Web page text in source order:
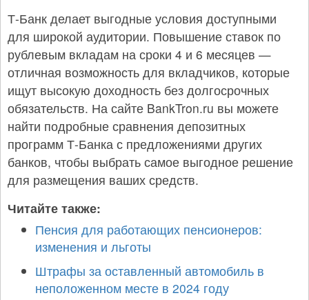
Т-Банк делает выгодные условия доступными
для широкой аудитории. Повышение ставок по
рублевым вкладам на сроки 4 и 6 месяцев —
отличная возможность для вкладчиков, которые
ищут высокую доходность без долгосрочных
обязательств. На сайте BankTron.ru вы можете
найти подробные сравнения депозитных
программ Т-Банка с предложениями других
банков, чтобы выбрать самое выгодное решение
для размещения ваших средств.
Читайте также:
Пенсия для работающих пенсионеров:
изменения и льготы
Штрафы за оставленный автомобиль в
неположенном месте в 2024 году